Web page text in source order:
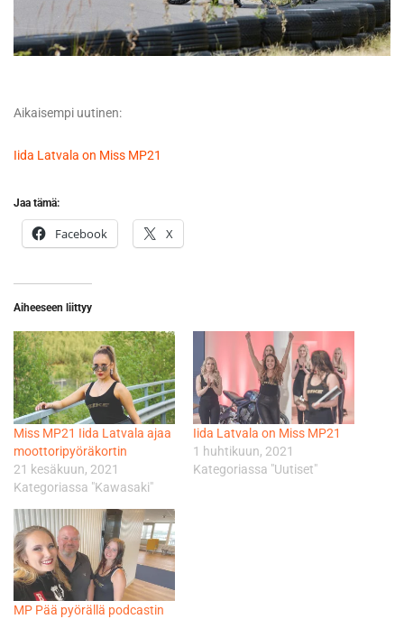
Aikaisempi uutinen:
Iida Latvala on Miss MP21
Jaa tämä:
Facebook X
Aiheeseen liittyy
Miss MP21 Iida Latvala ajaa
moottoripyöräkortin
21 kesäkuun, 2021
Kategoriassa "Kawasaki"
Iida Latvala on Miss MP21
1 huhtikuun, 2021
Kategoriassa "Uutiset"
MP Pää pyörällä podcastin